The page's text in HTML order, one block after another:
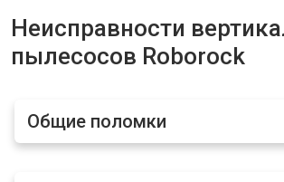
Неисправности
пылесосов Roborock
Общие поломки